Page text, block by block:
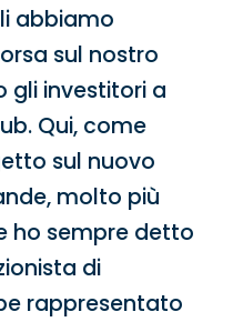
abbiamo
sul nostro
gli investitori a
Qui, come
sul nuovo
molto più
ho sempre detto
di
rappresentato